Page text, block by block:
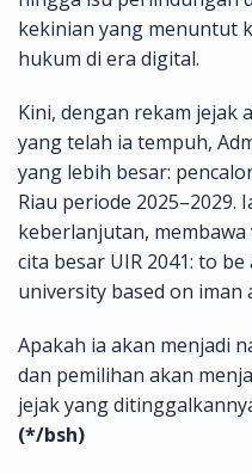
kekinian yang menuntut
hukum di era digital.
Kini, dengan rekam jejak
yang telah ia tempuh,
yang lebih besar:
Riau periode 2025–2029.
keberlanjutan,
cita besar UIR 2041: to
university based on iman
Apakah ia akan menjadi
dan pemilihan akan
jejak yang
(*/bsh)